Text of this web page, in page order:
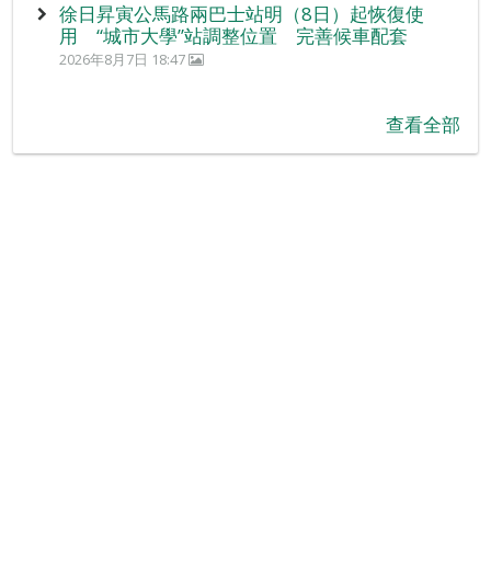
徐日昇寅公馬路兩巴士站明（8日）起恢復使
用 “城市大學”站調整位置 完善候車配套
2026年8月7日 18:47
查看全部